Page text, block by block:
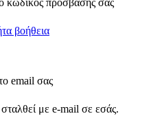
κωδικός πρόσβασης σας
βοήθεια
email σας
με e-mail σε εσάς.